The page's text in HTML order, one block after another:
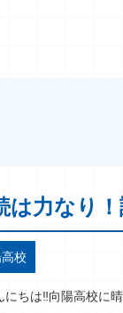
は力なり！
校
ちは‼向陽高校に